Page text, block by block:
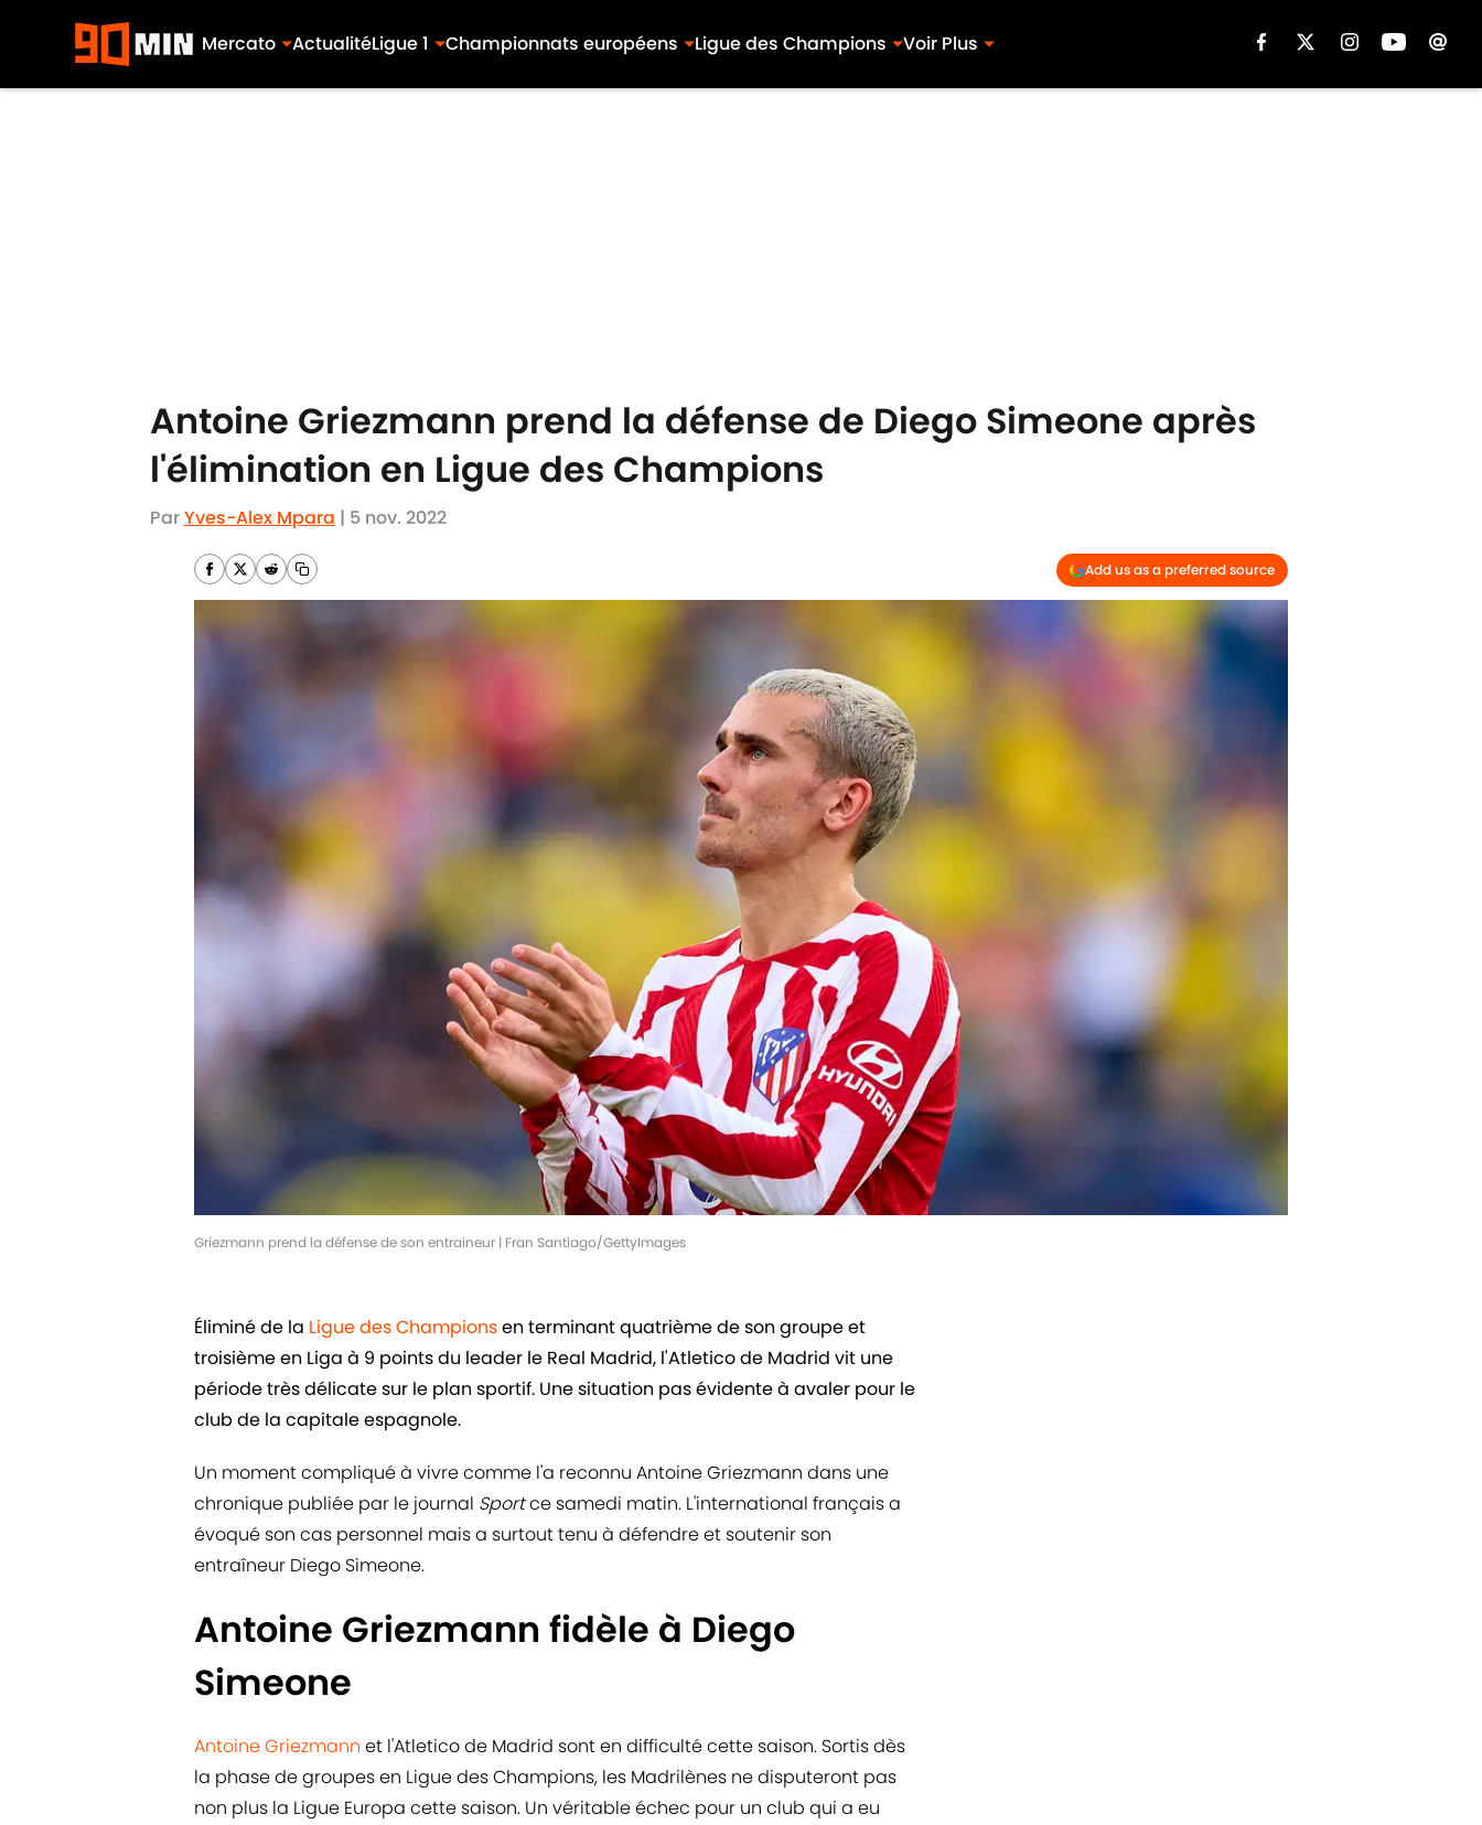
Mercato ActualitéLigue 1 Championnats européens Ligue des Champions Voir Plus
Antoine Griezmann prend la défense de Diego Simeone après
l'élimination en Ligue des Champions
ParYves-Alex Mpara | 5 nov. 2022
Add us as a preferred source
Griezmann prend la défense de son entraineur | Fran Santiago/GettyImages
Éliminé de la Ligue des Championsen terminant quatrième de son groupe et
troisième en Liga à 9 points du leader le Real Madrid, l'Atletico de Madrid vit une
période très délicate sur le plan sportif. Une situation pas évidente à avaler pour le
club de la capitale espagnole.
Un moment compliqué à vivre comme l'a reconnu Antoine Griezmann dans une
chronique publiée par le journal Sportce samedi matin. L'international français a
évoqué son cas personnel mais a surtout tenu à défendre et soutenir son
entraîneur Diego Simeone.
Antoine Griezmann fidèle à Diego
Simeone
Antoine Griezmann et l'Atletico de Madrid sont en difficulté cette saison. Sortis dès
la phase de groupes en Ligue des Champions, les Madrilènes ne disputeront pas
non plus la Ligue Europa cette saison. Un véritable échec pour un club qui a eu